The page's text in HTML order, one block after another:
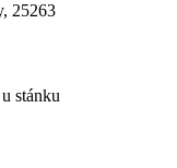
25263
stánku